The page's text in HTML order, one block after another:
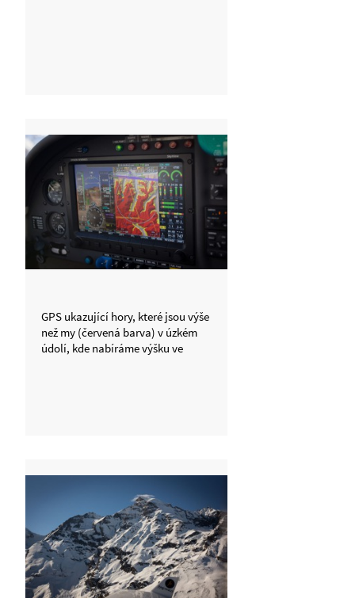
GPS ukazující hory, které jsou výše
než my (červená barva) v úzkém
údolí, kde nabíráme výšku ve